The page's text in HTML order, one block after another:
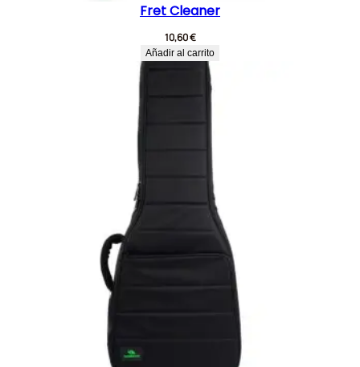
Fret Cleaner
10,60€
Añadir al carrito